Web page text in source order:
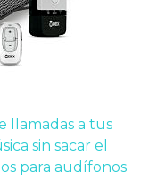
llamadas a tus
sin sacar el
para audífonos